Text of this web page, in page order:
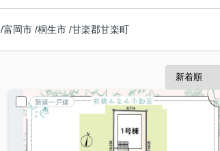
/富岡市 /桐生市 /甘楽郡甘楽町
新築一戸建